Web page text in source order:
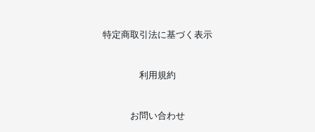
特定商取引法に基づく表示
利用規約
お問い合わせ